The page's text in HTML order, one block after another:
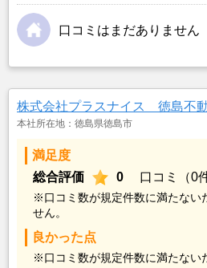
口コミはまだありません
株式会社プラスナイス 徳島不
本社所在地：徳島県徳島市
満足度
総合評価
0 口コミ（0
※口コミ数が規定件数に満たない
せん。
良かった点
※口コミ数が規定件数に満たない